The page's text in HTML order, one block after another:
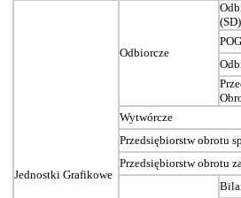
Jednostki Grafikowe
Odbiorcze
(SD)
POG
Wytwórcze
Przedsiębiorstw obrotu
Przedsiębiorstw obrotu